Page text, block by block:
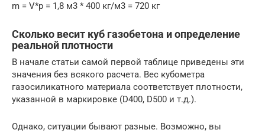
m = V*p = 1,8 м3 * 400 кг/м3 = 720 кг
Сколько весит куб газобетона и определение
реальной плотности
В начале статьи самой первой таблице приведены эти
значения без всякого расчета. Вес кубометра
газосиликатного материала соответствует плотности,
указанной в маркировке (D400, D500 и т.д.).
Однако, ситуации бывают разные. Возможно, вы